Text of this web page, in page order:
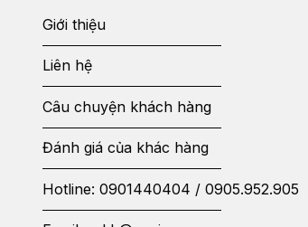
Giới thiệu
Liên hệ
Câu chuyện khách hàng
Đánh giá của khác hàng
Hotline: 0901440404 / 0905.952.905